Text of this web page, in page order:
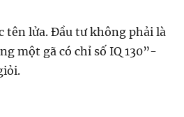
tên lửa. Đầu tư không phải là
một gã có chỉ số IQ 130”-